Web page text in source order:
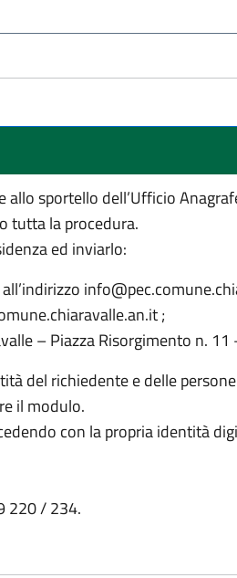
sportello dell’Ufficio
tutta la procedura.
ed inviarlo:
;
– Piazza Risorgimento n.
del richiedente e delle
il modulo.
con la propria identità
220 / 234.